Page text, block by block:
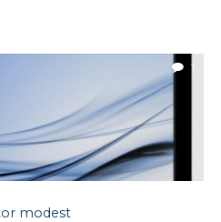
1
modest